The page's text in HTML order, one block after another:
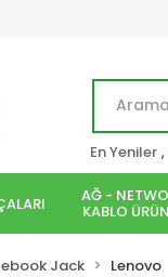
En Yeniler ,
AĞ -
KABLO
Jack Lenovo